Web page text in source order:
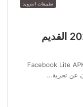
تطبيقات اندرويد
تحميل تطبيق فيسبوك لايت 2026 القديم
عن تجربة…